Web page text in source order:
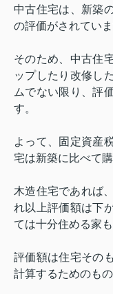
中古住宅は、新築
の評価がされていま
そのため、中古住
ップしたり改修し
ムでない限り、評
す。
よって、固定資産
宅は新築に比べて
木造住宅であれば
れ以上評価額は下
ては十分住める家
評価額は住宅その
計算するためのも